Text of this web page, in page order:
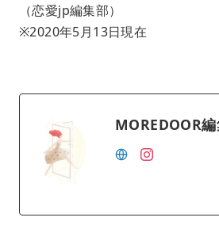
（恋愛jp編集部）
※2020年5月13日現在
MOREDOOR